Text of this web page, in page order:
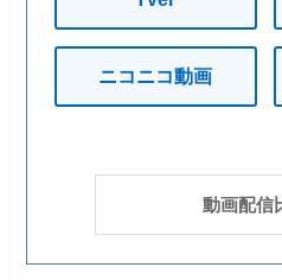
ニコニコ動画
動画配信